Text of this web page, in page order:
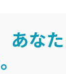
あなた